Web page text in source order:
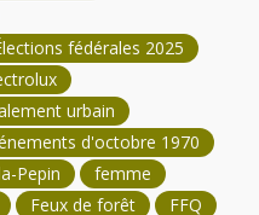
fédérales 2025
urbain
d'octobre 1970
Pepin
femme
Feux de forêt
FFQ